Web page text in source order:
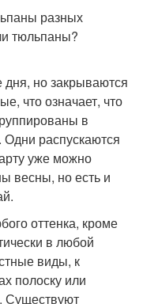
но закрываются
что означает, что
в
Одни распускаются
уже можно
весны, но есть и
оттенка, кроме
в любой
виды, к
полоску или
Существуют